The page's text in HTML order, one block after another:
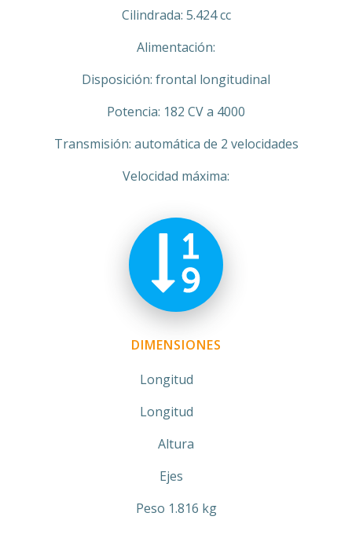
Cilindrada: 5.424 cc
Alimentación:
Disposición: frontal longitudinal
Potencia: 182 CV a 4000
Transmisión: automática de 2 velocidades
Velocidad máxima:
DIMENSIONES
Longitud
Longitud
Altura
Ejes
Peso 1.816 kg